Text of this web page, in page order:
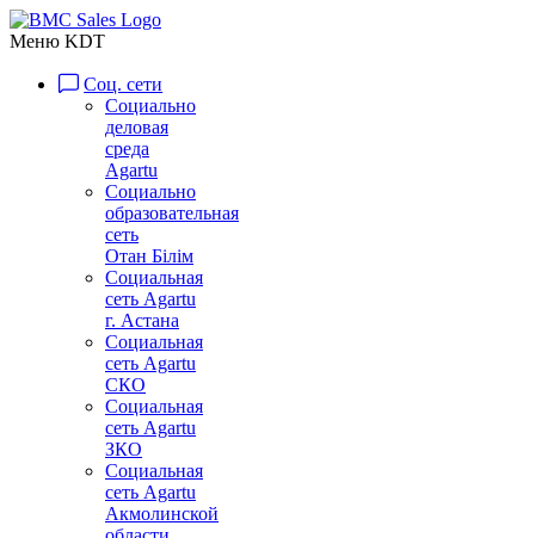
Меню KDT
Соц. сети
Социально
деловая
среда
Agartu
Социально
образовательная
сеть
Отан Бiлiм
Социальная
сеть Agartu
г. Астана
Социальная
сеть Agartu
СКО
Социальная
сеть Agartu
ЗКО
Социальная
сеть Agartu
Акмолинской